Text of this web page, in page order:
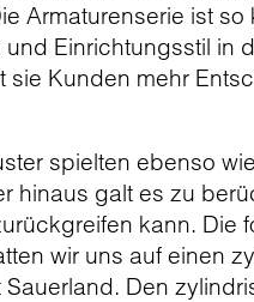
Armaturenserie ist
Einrichtungsstil in
Kunden mehr
spielten ebenso
hinaus galt es zu
kann. Die
wir uns auf einen
Den